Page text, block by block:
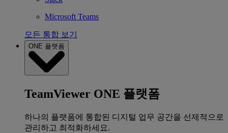
Microsoft Teams
모든 통합 보기
ONE 플랫폼
TeamViewer ONE 플랫폼
하나의 플랫폼에 통합된 디지털 업무 공간을 선제적으로
관리하고 최적화하세요.